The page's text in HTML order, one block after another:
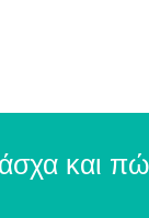
και